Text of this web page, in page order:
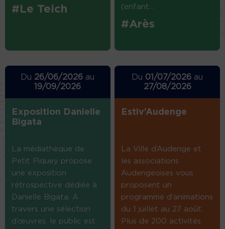
#Le Teich (enfant...
#Arès
Du 26/06/2026 au
19/09/2026
Exposition Danielle
Bigata
La médiathèque de
Petit Piquey propose
une exposition
rétrospective dédiée à
Danielle Bigata. A
travers une sélection
d’œuvres, le public est
Du 01/07/2026 au
27/08/2026
Estiv’Audenge
La Ville d’Audenge et
les associations
Audengeoises vous
proposent un
programme d’animations
du 1 juillet au 27 août.
Plus de 200 activités